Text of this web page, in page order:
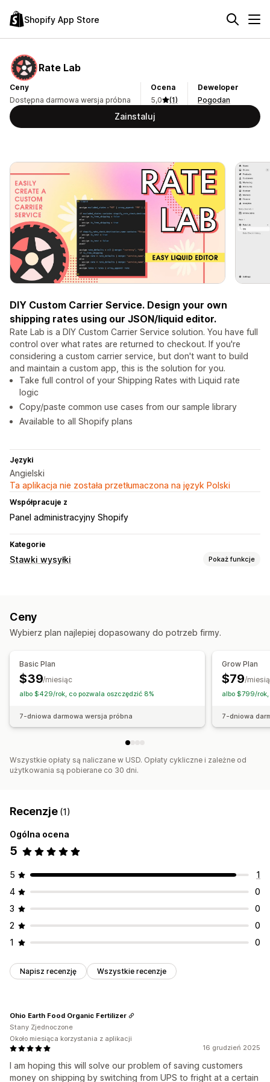
Shopify App Store
Rate Lab
Ceny
Dostępna darmowa wersja próbna
Ocena
5,0
(1)
Deweloper
Pogodan
Zainstaluj
DIY Custom Carrier Service. Design your own
shipping rates using our JSON/liquid editor.
Rate Lab is a DIY Custom Carrier Service solution. You have full
control over what rates are returned to checkout. If you're
considering a custom carrier service, but don't want to build
and maintain a custom app, this is the solution for you.
Take full control of your Shipping Rates with Liquid rate
logic
Copy/paste common use cases from our sample library
Available to all Shopify plans
Języki
Angielski
Ta aplikacja nie została przetłumaczona na język Polski
Współpracuje z
Panel administracyjny Shopify
Kategorie
Stawki wysyłki Pokaż funkcje
Na podstawie klienta
Na podstawie odległości Na podstawie produktu
Łączenie stawek
Z wielu miejsc nadania
Dostosowanie
Wielowalutowe Reguły niestandardowe
Ceny
Wybierz plan najlepiej dopasowany do potrzeb firmy.
Basic Plan
$39/miesiąc
albo $429/rok, co pozwala oszczędzić 8%
7-dniowa darmowa wersja próbna
Grow Plan
$79/
albo $799/
7-dniowa
Wszystkie opłaty są naliczane w USD. Opłaty cykliczne i zależne od
użytkowania są pobierane co 30 dni.
Recenzje (1)
Ogólna ocena
5
5
1
4
0
3
0
2
0
1
0
Napisz recenzję Wszystkie recenzje
16 grudzień 2025
I am hoping this will solve our problem of saving customers
money on shipping by switching from UPS to fright at a certain
Ohio Earth Food Organic Fertilizer
Stany Zjednoczone
Około miesiąca korzystania z aplikacji